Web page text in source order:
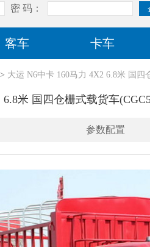
客车 卡车
> 大运 N6中卡 160马力 4X2 6.8米 国四
米 国四仓栅式载货车
参数配置